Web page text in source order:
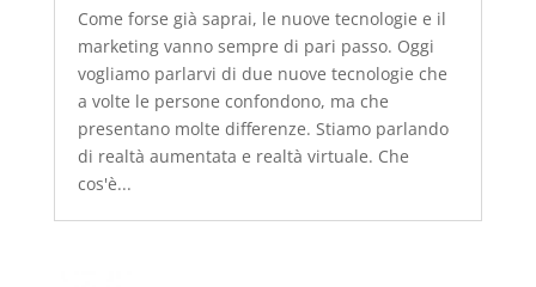
Come forse già saprai, le nuove tecnologie e il
marketing vanno sempre di pari passo. Oggi
vogliamo parlarvi di due nuove tecnologie che
a volte le persone confondono, ma che
presentano molte differenze. Stiamo parlando
di realtà aumentata e realtà virtuale. Che
cos'è...